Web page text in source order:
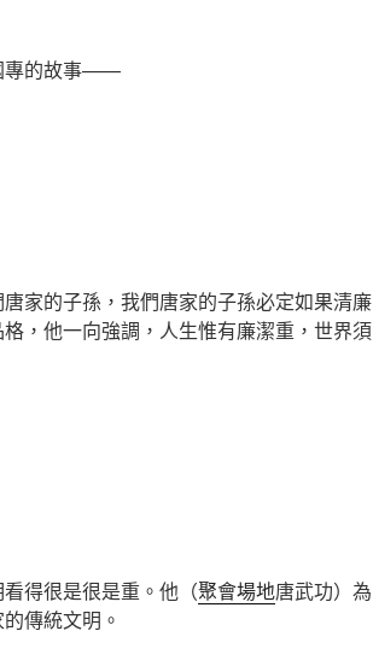
專的故事——
家的子孫，我們唐家的子孫必定如果清廉
，他一向強調，人生惟有廉潔重，世界須
得很是很是重。他（聚會場地唐武功）為
傳統文明。